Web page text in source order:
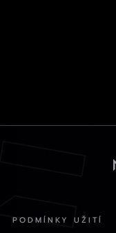
PODMÍNKY UŽITÍ